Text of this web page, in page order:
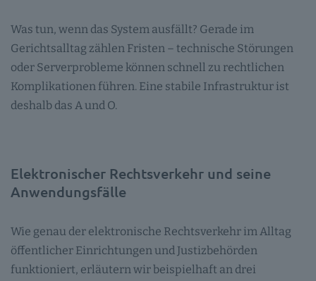
Was tun, wenn das System ausfällt? Gerade im
Gerichtsalltag zählen Fristen – technische Störungen
oder Serverprobleme können schnell zu rechtlichen
Komplikationen führen. Eine stabile Infrastruktur ist
deshalb das A und O.
Elektronischer Rechtsverkehr und seine
Anwendungsfälle
Wie genau der elektronische Rechtsverkehr im Alltag
öffentlicher Einrichtungen und Justizbehörden
funktioniert, erläutern wir beispielhaft an drei